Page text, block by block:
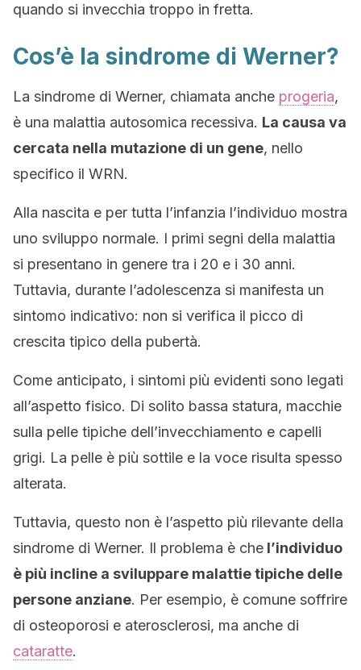
quando si invecchia troppo in fretta.
Cos’è la sindrome di Werner?
La sindrome di Werner, chiamata anche progeria,
è una malattia autosomica recessiva. La causa va
cercata nella mutazione di un gene, nello
specifico il WRN.
Alla nascita e per tutta l’infanzia l’individuo mostra
uno sviluppo normale. I primi segni della malattia
si presentano in genere tra i 20 e i 30 anni.
Tuttavia, durante l’adolescenza si manifesta un
sintomo indicativo: non si verifica il picco di
crescita tipico della pubertà.
Come anticipato, i sintomi più evidenti sono legati
all’aspetto fisico. Di solito bassa statura, macchie
sulla pelle tipiche dell’invecchiamento e capelli
grigi. La pelle è più sottile e la voce risulta spesso
alterata.
Tuttavia, questo non è l’aspetto più rilevante della
sindrome di Werner. Il problema è che l’individuo
è più incline a sviluppare malattie tipiche delle
persone anziane. Per esempio, è comune soffrire
di osteoporosi e aterosclerosi, ma anche di
cataratte.